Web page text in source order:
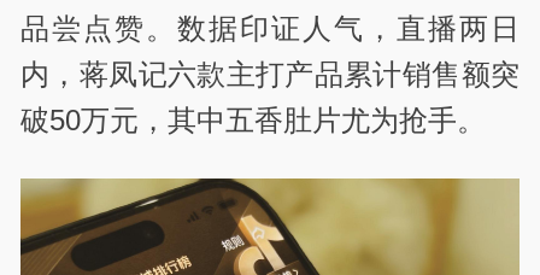
品尝点赞。数据印证人气，直播两日
内，蒋凤记六款主打产品累计销售额突
破50万元，其中五香肚片尤为抢手。